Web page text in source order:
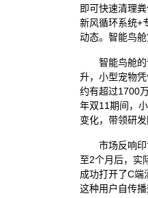
即可快速清理
新风循环系统+
动态。智能鸟
智能鸟舱
升，小型宠物
约有超过1700
年双11期间，
变化，带领研
市场反响
至2个月后，实
成功打开了C端
这种用户自传